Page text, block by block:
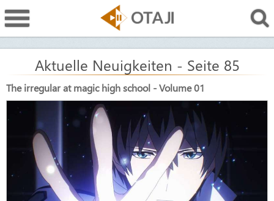
Aktuelle Neuigkeiten - Seite 85
The irregular at magic high school - Volume 01